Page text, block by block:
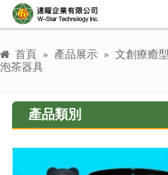
首頁 » 產品展示 » 文創療癒
泡茶器具
產品類別